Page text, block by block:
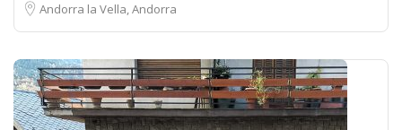
Andorra la Vella, Andorra